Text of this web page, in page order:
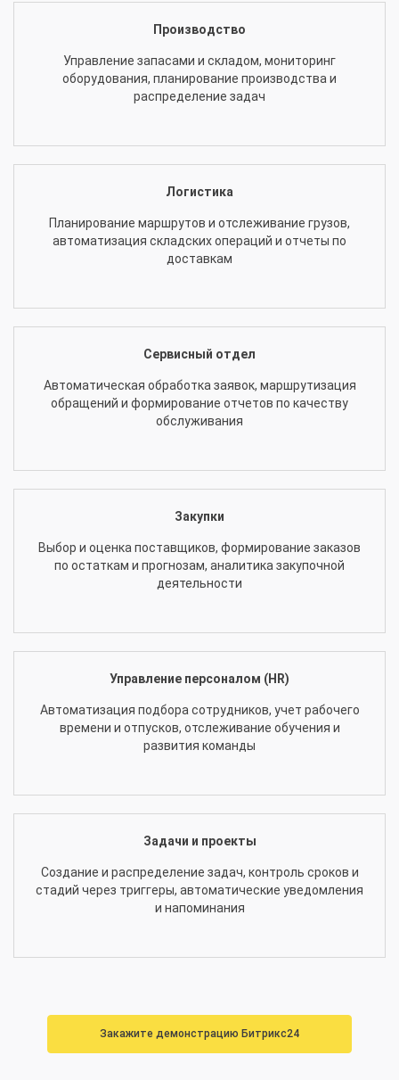
Производство
Управление запасами и складом, мониторинг
оборудования, планирование производства и
распределение задач
Логистика
Планирование маршрутов и отслеживание грузов,
автоматизация складских операций и отчеты по
доставкам
Сервисный отдел
Автоматическая обработка заявок, маршрутизация
обращений и формирование отчетов по качеству
обслуживания
Закупки
Выбор и оценка поставщиков, формирование заказов
по остаткам и прогнозам, аналитика закупочной
деятельности
Управление персоналом (HR)
Автоматизация подбора сотрудников, учет рабочего
времени и отпусков, отслеживание обучения и
развития команды
Задачи и проекты
Создание и распределение задач, контроль сроков и
стадий через триггеры, автоматические уведомления
и напоминания
Закажите демонстрацию Битрикс24